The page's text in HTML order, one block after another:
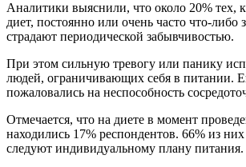
Аналитики выяснили, что около 20% тех,
диет, постоянно или очень часто что-либо
страдают периодической забывчивостью.
При этом сильную тревогу или панику
людей, ограничивающих себя в питании.
пожаловались на неспособность
Отмечается, что на диете в момент
находились 17% респондентов. 66% из
следуют индивидуальному плану питания.